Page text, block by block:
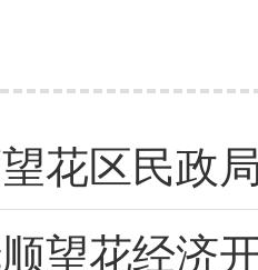
花区民政
望花经济